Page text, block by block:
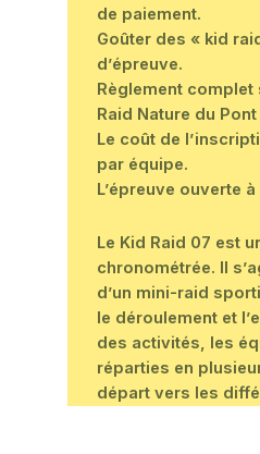
de paiement.
Goûter des « kid
d’épreuve.
Règlement complet
Raid Nature du Pont
Le coût de
par équipe.
L’épreuve ouverte
Le Kid Raid 07 est
chronométrée. Il
d’un mini-raid
le déroulement et
des activités, les
réparties en
départ vers les